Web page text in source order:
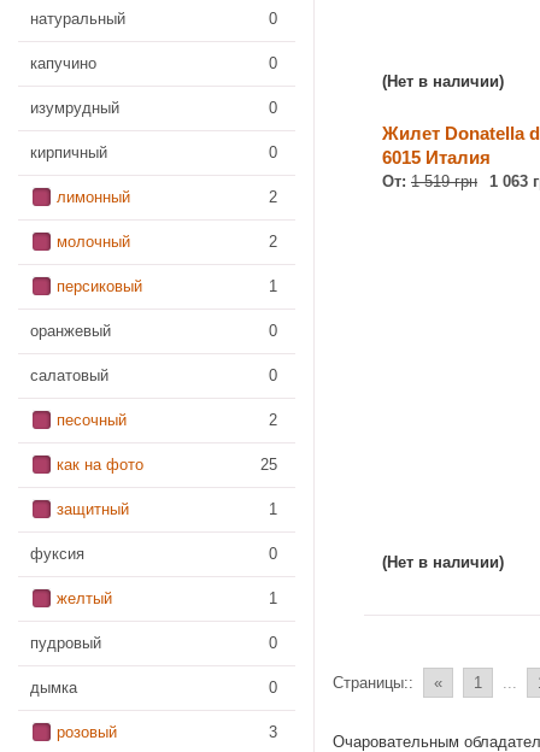
натуральный 0
капучино 0
изумрудный 0
кирпичный 0
лимонный 2
молочный 2
персиковый 1
оранжевый 0
салатовый 0
песочный 2
как на фото 25
защитный 1
фуксия 0
желтый 1
пудровый 0
дымка 0
розовый 3
(Нет в наличии)
Жилет Donatella
6015 Италия
От: 1 519 грн 1 063
(Нет в наличии)
Страницы:: « 1 ...
Очаровательным